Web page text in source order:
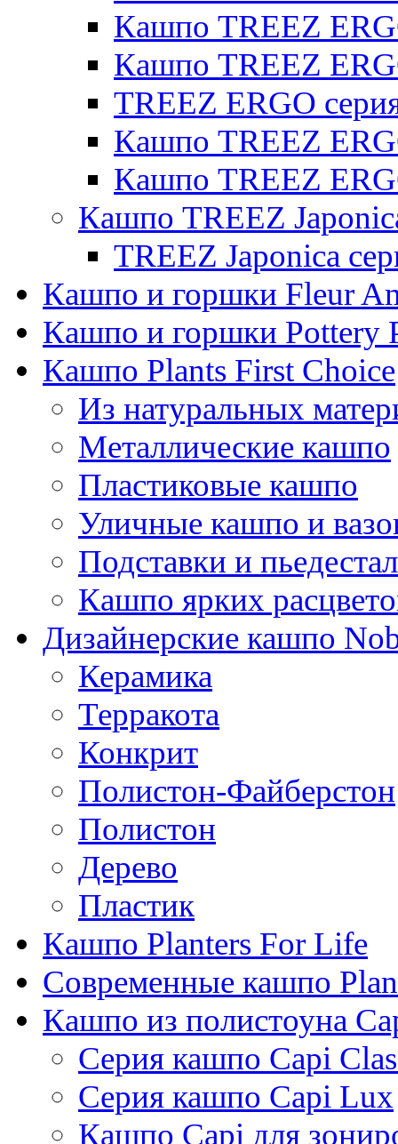
Кашпо TREEZ
Кашпо TREEZ
TREEZ ERGO
Кашпо TREEZ
Кашпо TREEZ
Кашпо TREEZ
TREEZ Japonica
Кашпо и горшки Fleur
Кашпо и горшки Pottery
Кашпо Plants First Choice
Из натуральных
Металлические кашпо
Пластиковые кашпо
Уличные кашпо и
Подставки и
Кашпо ярких
Дизайнерские кашпо
Керамика
Терракота
Конкрит
Полистон-Файберстон
Полистон
Дерево
Пластик
Кашпо Planters For Life
Современные кашпо
Кашпо из полистоуна
Серия кашпо Capi
Серия кашпо Capi Lux
Кашпо Capi для